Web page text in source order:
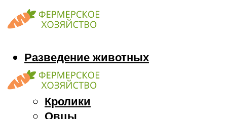
Разведение животных
Козы
Кони
Кролики
Овцы